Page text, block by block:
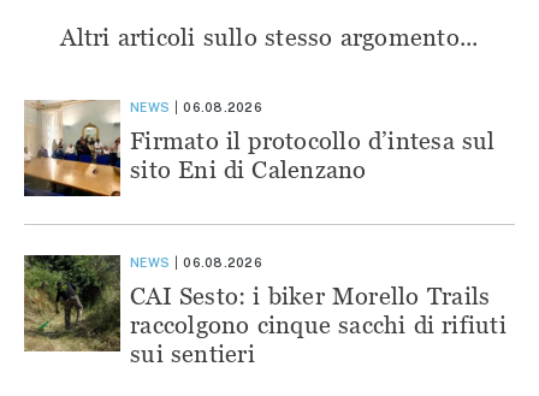
Altri articoli sullo stesso argomento...
NEWS 06.08.2026
Firmato il protocollo d’intesa sul
sito Eni di Calenzano
NEWS 06.08.2026
CAI Sesto: i biker Morello Trails
raccolgono cinque sacchi di rifiuti
sui sentieri